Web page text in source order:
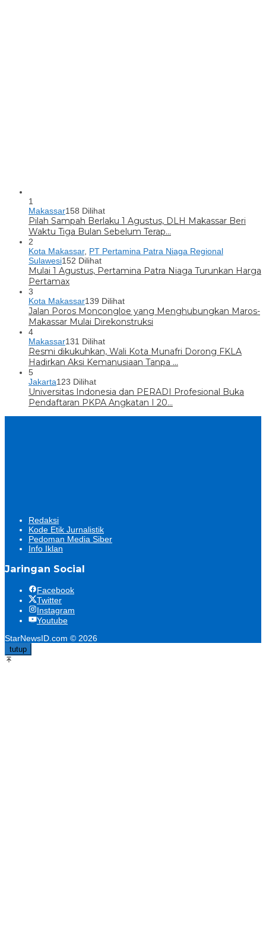
1
Makassar158 Dilihat
Pilah Sampah Berlaku 1 Agustus, DLH Makassar Beri
Waktu Tiga Bulan Sebelum Terap…
2
Kota Makassar, PT Pertamina Patra Niaga Regional
Sulawesi152 Dilihat
Mulai 1 Agustus, Pertamina Patra Niaga Turunkan Harga
Pertamax
3
Kota Makassar139 Dilihat
Jalan Poros Moncongloe yang Menghubungkan Maros-
Makassar Mulai Direkonstruksi
4
Makassar131 Dilihat
Resmi dikukuhkan, Wali Kota Munafri Dorong FKLA
Hadirkan Aksi Kemanusiaan Tanpa …
5
Jakarta123 Dilihat
Universitas Indonesia dan PERADI Profesional Buka
Pendaftaran PKPA Angkatan I 20…
Redaksi
Kode Etik Jurnalistik
Pedoman Media Siber
Info Iklan
Jaringan Social
Facebook
Twitter
Instagram
Youtube
StarNewsID.com © 2026
tutup